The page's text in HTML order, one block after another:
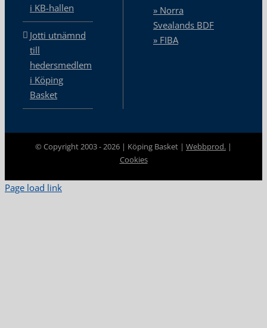
i KB-hallen
Jotti utnämnd
till
hedersmedlem
i Köping
Basket
» Norra
Svealands BDF
» FIBA
© Copyright 2003 -2026 | Köping Basket | Webbprod. |
Cookies
Page load link